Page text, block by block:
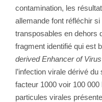
contamination, les
allemande font réfléchir si
transposables en dehors
fragment identifié qui est
derived Enhancer of
l’infection virale dérivé du
facteur 1000 voir 100 000
particules virales